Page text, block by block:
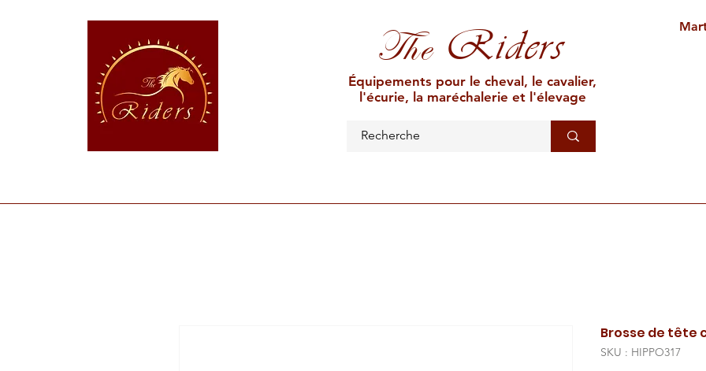
TheRiders
Équipements pour le cheval, le cavalier,
l'écurie, la maréchalerie et l'élevage
Brosse de tête
SKU : HIPPO317